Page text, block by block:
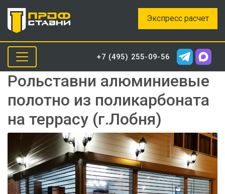
Экспресс расчет
+7 (495) 255-09-56
Рольставни алюминиевые
полотно из поликарбоната
на террасу (г.Лобня)